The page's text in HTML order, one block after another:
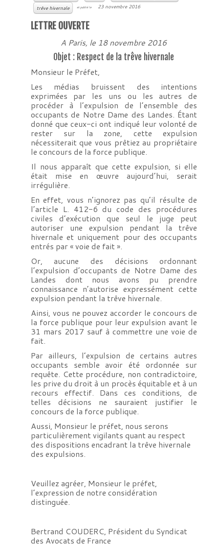
trêve hivernale
et publié le 23 novembre 2016
LETTRE OUVERTE
A Paris, le 18 novembre 2016
Objet : Respect de la trêve hivernale
Monsieur le Préfet,
Les médias bruissent des intentions
exprimées par les uns ou les autres de
procéder à l’expulsion de l’ensemble des
occupants de Notre Dame des Landes. Étant
donné que ceux-ci ont indiqué leur volonté de
rester sur la zone, cette expulsion
nécessiterait que vous prêtiez au propriétaire
le concours de la force publique.
Il nous apparaît que cette expulsion, si elle
était mise en œuvre aujourd’hui, serait
irrégulière.
En effet, vous n’ignorez pas qu’il résulte de
l’article L. 412-6 du code des procédures
civiles d’exécution que seul le juge peut
autoriser une expulsion pendant la trêve
hivernale et uniquement pour des occupants
entrés par « voie de fait ».
Or, aucune des décisions ordonnant
l’expulsion d’occupants de Notre Dame des
Landes dont nous avons pu prendre
connaissance n’autorise expressément cette
expulsion pendant la trêve hivernale.
Ainsi, vous ne pouvez accorder le concours de
la force publique pour leur expulsion avant le
31 mars 2017 sauf à commettre une voie de
fait.
Par ailleurs, l’expulsion de certains autres
occupants semble avoir été ordonnée sur
requête. Cette procédure, non contradictoire,
les prive du droit à un procès équitable et à un
recours effectif. Dans ces conditions, de
telles décisions ne sauraient justifier le
concours de la force publique.
Aussi, Monsieur le préfet, nous serons
particulièrement vigilants quant au respect
des dispositions encadrant la trêve hivernale
des expulsions.
Veuillez agréer, Monsieur le préfet,
l’expression de notre considération
distinguée.
Bertrand COUDERC, Président du Syndicat
des Avocats de France